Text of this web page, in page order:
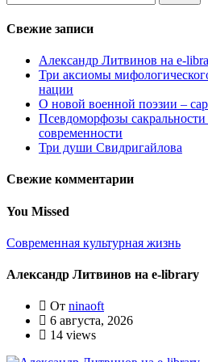
Свежие записи
Александр Литвинов на e-
Три аксиомы
нации
О новой военной поэзии –
Псевдоморфозы
современности
Три души Свидригайлова
Свежие комментарии
You Missed
Современная культурная жизнь
Александр Литвинов на e-library
От ninaoft
6 августа, 2026
14 views